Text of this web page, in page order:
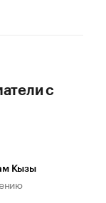
с
Кызы